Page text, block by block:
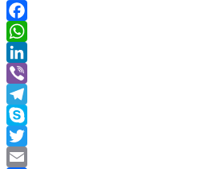
Facebook
WhatsApp
LinkedIn
Viber
Telegram
Skype
Twitter